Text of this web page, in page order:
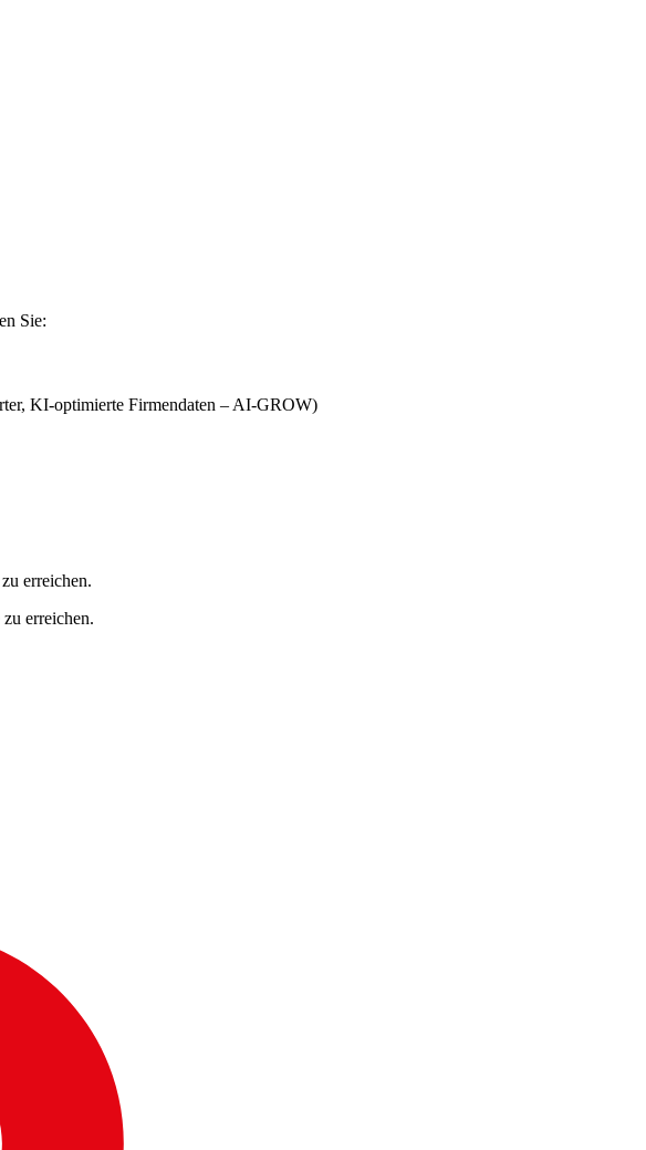
Sie:
KI-optimierte Firmendaten – AI-GROW)
erreichen.
erreichen.